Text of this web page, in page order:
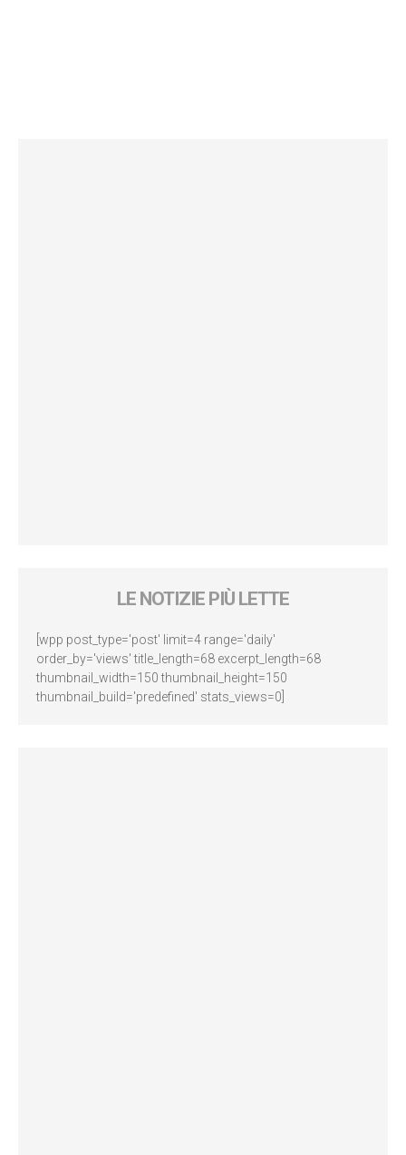
LE NOTIZIE PIÙ LETTE
[wpp post_type='post' limit=4 range='daily'
order_by='views' title_length=68 excerpt_length=68
thumbnail_width=150 thumbnail_height=150
thumbnail_build='predefined' stats_views=0]